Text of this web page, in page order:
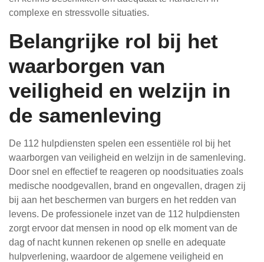
complexe en stressvolle situaties.
Belangrijke rol bij het
waarborgen van
veiligheid en welzijn in
de samenleving
De 112 hulpdiensten spelen een essentiële rol bij het
waarborgen van veiligheid en welzijn in de samenleving.
Door snel en effectief te reageren op noodsituaties zoals
medische noodgevallen, brand en ongevallen, dragen zij
bij aan het beschermen van burgers en het redden van
levens. De professionele inzet van de 112 hulpdiensten
zorgt ervoor dat mensen in nood op elk moment van de
dag of nacht kunnen rekenen op snelle en adequate
hulpverlening, waardoor de algemene veiligheid en